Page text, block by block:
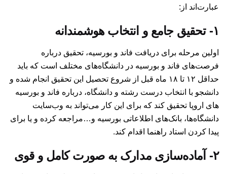
عبارت‌اند از:‌
۱- تحقیق جامع و انتخاب هوشمندانه
اولین مرحله برای دریافت فاند و بورسیه، تحقیق درباره
فرصت‌های فاند و بورسیه در دانشگاه‌های مختلف است که باید
حداقل ۱۲ تا ۱۸ ماه قبل از شروع تحصیل این تحقیق انجام شده و
دانشجو با انتخاب درست رشته و دانشگاه، درباره فاند و بورسیه
های اروپا تحقیق کند که برای این کار می‌تواند به وب‌سایت
دانشگاه‌ها، بانک‌‌های اطلاعاتی بورسیه و…مراجعه کرده و یا برای
پیدا کردن استاد راهنما اقدام کند.
۲- آماده‌سازی مدارک به صورت کامل و قوی